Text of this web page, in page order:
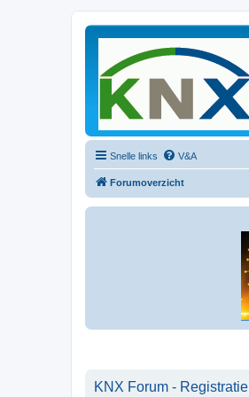
Snelle links V&A
Forumoverzicht
KNX Forum - Registratie